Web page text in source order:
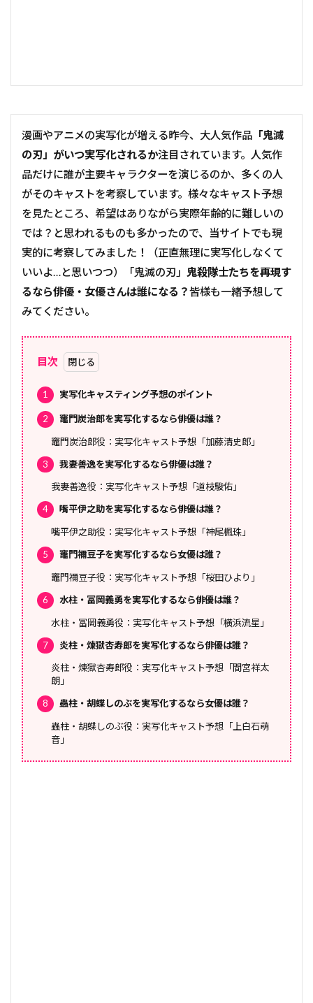
漫画やアニメの実写化が増える昨今、大人気作品 「鬼滅
の刃」がいつ実写化されるか注目されています。人気作
品だけに誰が主要キャラクターを演じるのか、多くの人
がそのキャストを考察しています。様々なキャスト予想
を見たところ、希望はありながら実際年齢的に難しいの
では？と思われるものも多かったので、当サイトでも現
実的に考察してみました！（正直無理に実写化しなくて
いいよ…と思いつつ）「鬼滅の刃」
鬼殺隊士たちを再現す
るなら俳優・女優さんは誰になる？皆様も一緒予想して
みてください。
目次
1 実写化キャスティング予想のポイント
2 竈門炭治郎を実写化するなら俳優は誰？
竈門炭治郎役：実写化キャスト予想「加藤清史郎」
3
我妻善逸を実写化するなら俳優は誰？
我妻善逸役：実写化キャスト予想「道枝駿佑」
4
嘴平伊之助を実写化するなら俳優は誰？
嘴平伊之助役：実写化キャスト予想「神尾楓珠」
5
竈門禰󠄀豆子を実写化するなら女優は誰？
竈門禰󠄀豆子役：実写化キャスト予想「桜田ひより」
6
水柱・冨岡義勇を実写化するなら俳優は誰？
水柱・冨岡義勇役：実写化キャスト予想「横浜流星」
7
炎柱・煉獄杏寿郎を実写化するなら俳優は誰？
炎柱・煉獄杏寿郎役：実写化キャスト予想「間宮祥太
朗」
8
蟲柱・胡蝶しのぶを実写化するなら女優は誰？
蟲柱・胡蝶しのぶ役：実写化キャスト予想「上白石萌
音」